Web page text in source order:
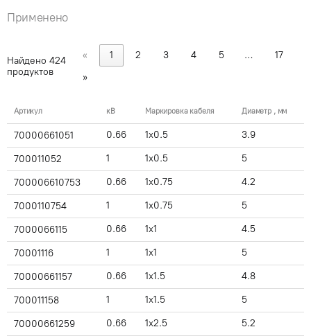
Применено
Найдено 424
продуктов
« 1 2 3 4 5 …
17
»
Артикул кВ Маркировка кабеля Диаметр , мм
70000661051 0.66 1x0.5 3.9
700011052 1 1x0.5 5
700006610753 0.66 1x0.75 4.2
7000110754 1 1x0.75 5
7000066115 0.66 1x1 4.5
70001116 1 1x1 5
70000661157 0.66 1x1.5 4.8
700011158 1 1x1.5 5
70000661259 0.66 1x2.5 5.2